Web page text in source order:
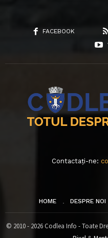
FACEBOOK
Contactați-ne:
HOME DESPRE NOI
© 2010 - 2026 Codlea Info - Toate